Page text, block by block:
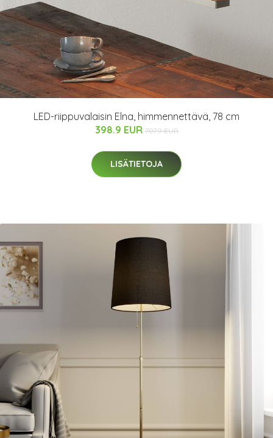
LED-riippuvalaisin Elna, himmennettävä, 78 cm
398.9 EUR 707.9 EUR
LISÄTIETOJA